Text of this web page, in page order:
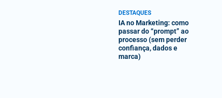
DESTAQUES
IA no Marketing: como
passar do “prompt” ao
processo (sem perder
confiança, dados e
marca)